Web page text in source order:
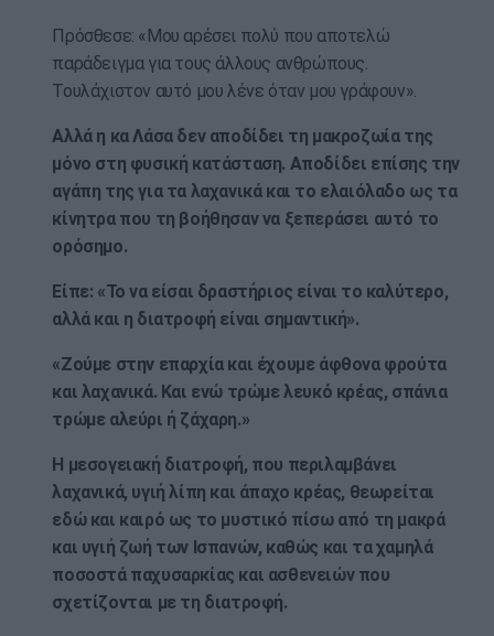
Πρόσθεσε: «Μου αρέσει πολύ που αποτελώ
παράδειγμα για τους άλλους ανθρώπους.
Τουλάχιστον αυτό μου λένε όταν μου γράφουν».
Αλλά η κα Λάσα δεν αποδίδει τη μακροζωία της
μόνο στη φυσική κατάσταση. Αποδίδει επίσης την
αγάπη της για τα λαχανικά και το ελαιόλαδο ως τα
κίνητρα που τη βοήθησαν να ξεπεράσει αυτό το
ορόσημο.
Είπε: «Το να είσαι δραστήριος είναι το καλύτερο,
αλλά και η διατροφή είναι σημαντική».
«Ζούμε στην επαρχία και έχουμε άφθονα φρούτα
και λαχανικά. Και ενώ τρώμε λευκό κρέας, σπάνια
τρώμε αλεύρι ή ζάχαρη.»
Η μεσογειακή διατροφή, που περιλαμβάνει
λαχανικά, υγιή λίπη και άπαχο κρέας, θεωρείται
εδώ και καιρό ως το μυστικό πίσω από τη μακρά
και υγιή ζωή των Ισπανών, καθώς και τα χαμηλά
ποσοστά παχυσαρκίας και ασθενειών που
σχετίζονται με τη διατροφή.